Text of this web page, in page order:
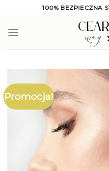
content
100% BEZPIECZNA
Promocja!